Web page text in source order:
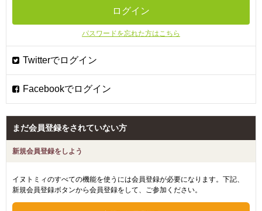
パスワードを忘れた方はこちら
まだ会員登録をされていない方
新規会員登録をしよう
イヌトミィのすべての機能を使うには会員登録が必要になります。下記、
新規会員登録ボタンから会員登録をして、ご参加ください。